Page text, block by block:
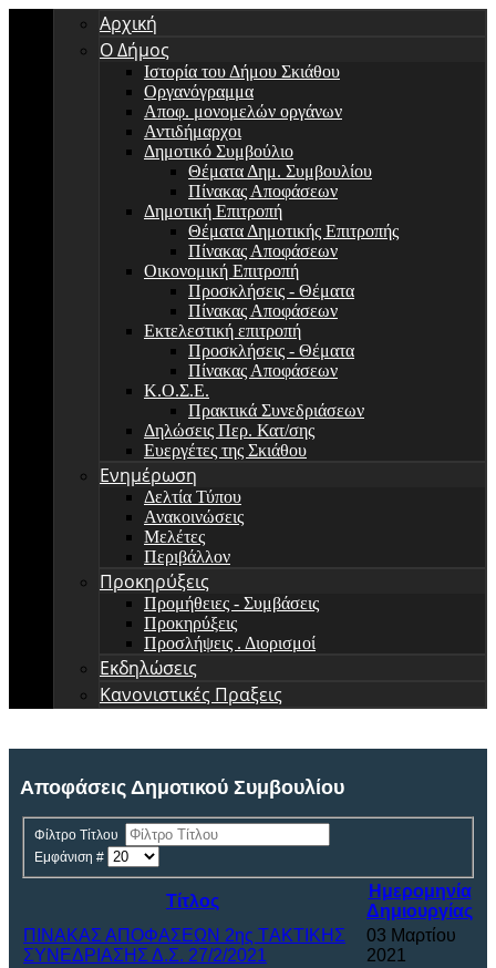
Αρχική
Ο Δήμος
Ιστορία του Δήμου Σκιάθου
Οργανόγραμμα
Αποφ. μονομελών οργάνων
Αντιδήμαρχοι
Δημοτικό Συμβούλιο
Θέματα Δημ. Συμβουλίου
Πίνακας Αποφάσεων
Δημοτική Επιτροπή
Θέματα Δημοτικής Επιτροπής
Πίνακας Αποφάσεων
Οικονομική Επιτροπή
Προσκλήσεις - Θέματα
Πίνακας Αποφάσεων
Εκτελεστική επιτροπή
Προσκλήσεις - Θέματα
Πίνακας Αποφάσεων
Κ.Ο.Σ.Ε.
Πρακτικά Συνεδριάσεων
Δηλώσεις Περ. Κατ/σης
Ευεργέτες της Σκιάθου
Ενημέρωση
Δελτία Τύπου
Ανακοινώσεις
Μελέτες
Περιβάλλον
Προκηρύξεις
Προμήθειες - Συμβάσεις
Προκηρύξεις
Προσλήψεις . Διορισμοί
Εκδηλώσεις
Κανονιστικές Πραξεις
Αποφάσεις Δημοτικού Συμβουλίου
Φίλτρο Τίτλου
Εμφάνιση #
Τίτλος
Ημερομηνία
Δημιουργίας
ΠΙΝΑΚΑΣ ΑΠΟΦΑΣΕΩΝ 2ης ΤAΚΤΙΚΗΣ
ΣΥΝΕΔΡΙΑΣΗΣ Δ.Σ. 27/2/2021
03 Μαρτίου
2021